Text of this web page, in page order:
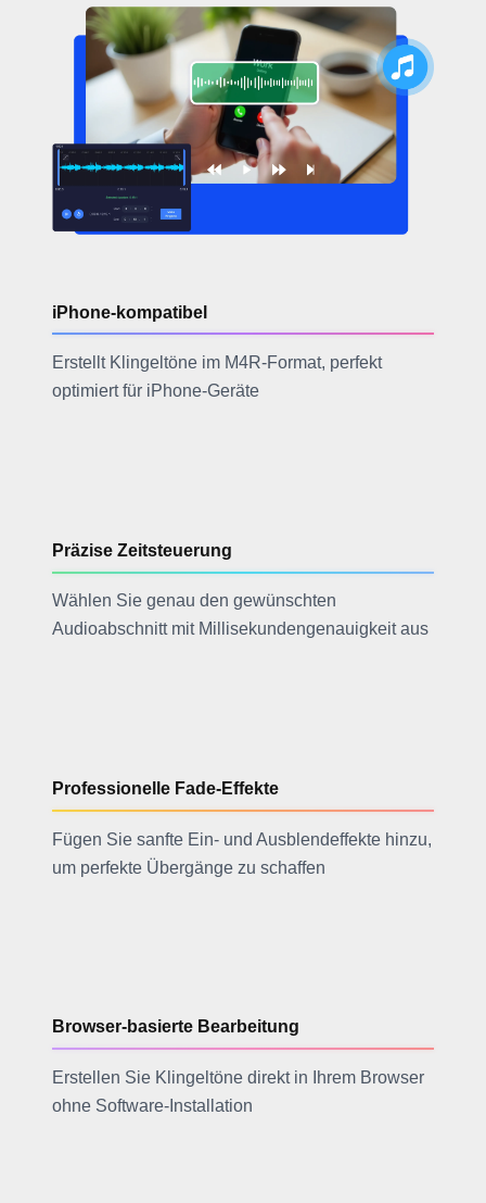
iPhone-kompatibel
Erstellt Klingeltöne im M4R-Format, perfekt
optimiert für iPhone-Geräte
Präzise Zeitsteuerung
Wählen Sie genau den gewünschten
Audioabschnitt mit Millisekundengenauigkeit aus
Professionelle Fade-Effekte
Fügen Sie sanfte Ein- und Ausblendeffekte hinzu,
um perfekte Übergänge zu schaffen
Browser-basierte Bearbeitung
Erstellen Sie Klingeltöne direkt in Ihrem Browser
ohne Software-Installation